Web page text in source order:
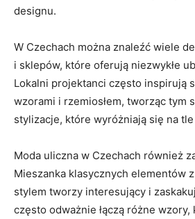
⁤designu.
W Czechach​ można ​znaleźć wiele​
⁣i sklepów, które oferują niezwykłe
Lokalni projektanci często inspirują⁢
wzorami i ⁤rzemiosłem, tworząc tym
stylizacje, które wyróżniają się‍ na
Moda uliczna w Czechach również‌
Mieszanka​ klasycznych elementów
⁤stylem tworzy interesujący i
często‍ odważnie łączą ⁣różne